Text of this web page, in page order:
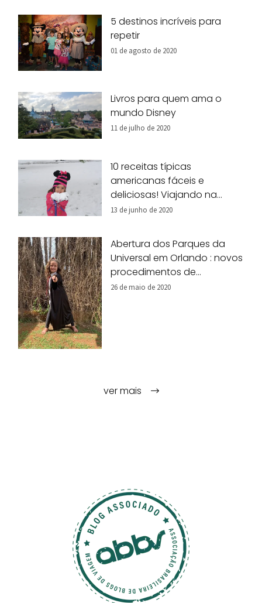
5 destinos incríveis para
repetir
01 de agosto de 2020
Livros para quem ama o
mundo Disney
11 de julho de 2020
10 receitas típicas
americanas fáceis e
deliciosas! Viajando na
nossa cozinha!
13 de junho de 2020
Abertura dos Parques da
Universal em Orlando : novos
procedimentos de
segurança
26 de maio de 2020
ver mais